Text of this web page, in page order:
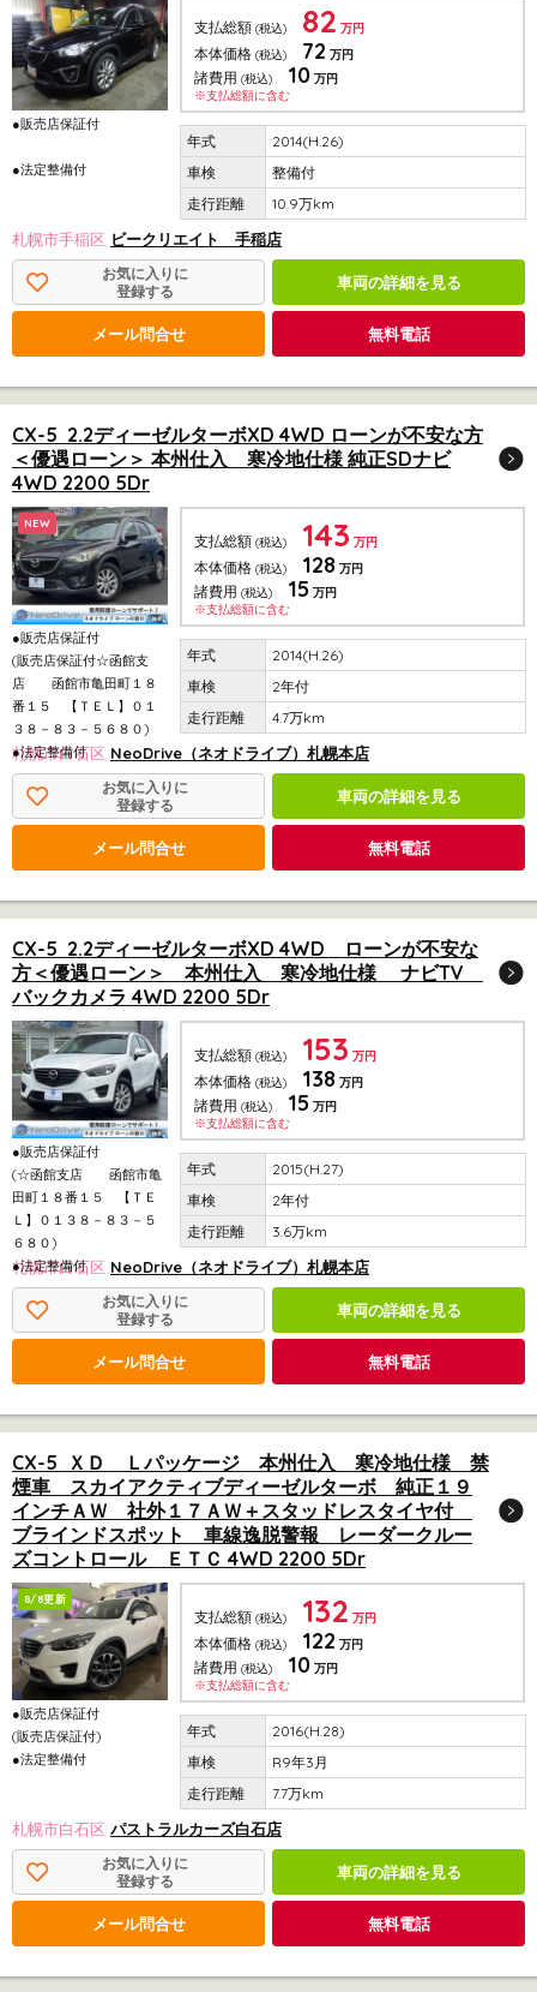
●販売店保証付
●法定整備付
支払総額 (税込) 82 万円
本体価格 (税込) 72 万円
諸費用 (税込) 10 万円
※支払総額に含む
2014(H.26)
整備付
10.9万km
札幌市手稲区 ビークリエイト 手稲店
お気に入りに
登録する
車両の詳細を見る
メール問合せ 無料電話
CX-5 2.2ディーゼルターボXD 4WD ローンが不安な方
＜優遇ローン＞ 本州仕入 寒冷地仕様 純正SDナビ
4WD 2200 5Dr
NEW
●販売店保証付
(販売店保証付☆函館支
店 函館市亀田町１８
番１５ 【ＴＥＬ】０１
３８－８３－５６８０)
●法定整備付
支払総額 (税込) 143 万円
本体価格 (税込) 128 万円
諸費用 (税込) 15 万円
※支払総額に含む
2014(H.26)
2年付
4.7万km
札幌市白石区 NeoDrive（ネオドライブ）札幌本店
お気に入りに
登録する
車両の詳細を見る
メール問合せ 無料電話
CX-5 2.2ディーゼルターボXD 4WD ローンが不安な
方＜優遇ローン＞ 本州仕入 寒冷地仕様 ナビTV
バックカメラ 4WD 2200 5Dr
●販売店保証付
(☆函館支店 函館市亀
田町１８番１５ 【ＴＥ
Ｌ】０１３８－８３－５
６８０)
●法定整備付
支払総額 (税込) 153 万円
本体価格 (税込) 138 万円
諸費用 (税込) 15 万円
※支払総額に含む
2015(H.27)
2年付
3.6万km
札幌市白石区 NeoDrive（ネオドライブ）札幌本店
お気に入りに
登録する
車両の詳細を見る
メール問合せ 無料電話
CX-5 ＸＤ Ｌパッケージ 本州仕入 寒冷地仕様 禁
煙車 スカイアクティブディーゼルターボ 純正１９
インチＡＷ 社外１７ＡＷ＋スタッドレスタイヤ付
ブラインドスポット 車線逸脱警報 レーダークルー
ズコントロール ＥＴＣ 4WD 2200 5Dr
8/8更新
●販売店保証付
(販売店保証付)
●法定整備付
支払総額 (税込) 132 万円
本体価格 (税込) 122 万円
諸費用 (税込) 10 万円
※支払総額に含む
2016(H.28)
R9年3月
7.7万km
札幌市白石区 パストラルカーズ白石店
お気に入りに
登録する
車両の詳細を見る
メール問合せ 無料電話